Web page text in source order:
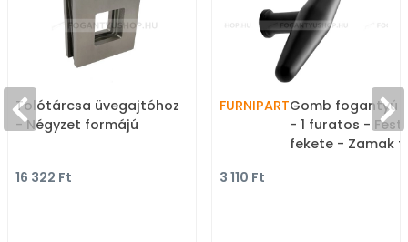
Tolótárcsa üvegajtóhoz
- Négyzet formájú
16 322 Ft
FURNIPARTGomb fogantyú
- 1 furatos -
fekete - Zamak
3 110 Ft